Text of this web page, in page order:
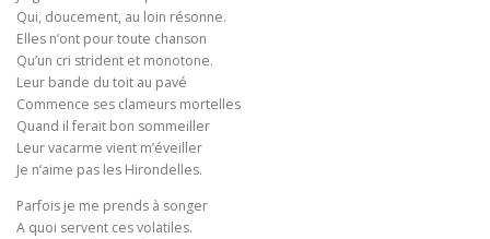
Qui, doucement, au loin résonne.
Elles n’ont pour toute chanson
Qu’un cri strident et monotone.
Leur bande du toit au pavé
Commence ses clameurs mortelles
Quand il ferait bon sommeiller
Leur vacarme vient m’éveiller
Je n’aime pas les Hirondelles.
Parfois je me prends à songer
A quoi servent ces volatiles.